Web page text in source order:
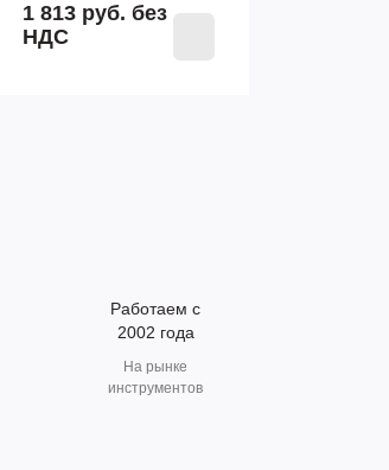
1 813 руб. без
НДС
Работаем с
2002 года
На рынке
инструментов